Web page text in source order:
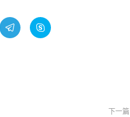
 
下一篇